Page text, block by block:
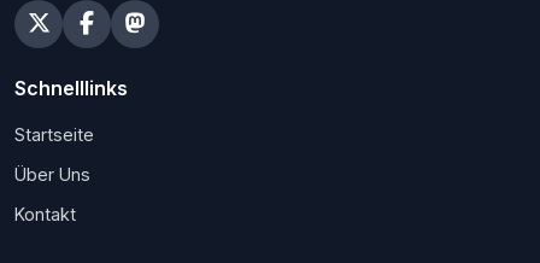
Schnelllinks
Startseite
Über Uns
Kontakt